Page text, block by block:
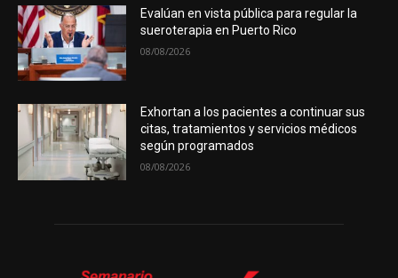
Evalúan en vista pública para regular la
sueroterapia en Puerto Rico
08/08/2026
Exhortan a los pacientes a continuar sus
citas, tratamientos y servicios médicos
según programados
08/08/2026